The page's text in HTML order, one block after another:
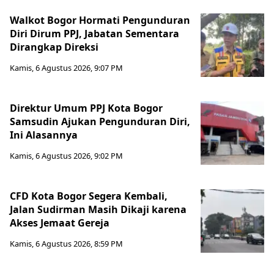
Walkot Bogor Hormati Pengunduran
Diri Dirum PPJ, Jabatan Sementara
Dirangkap Direksi
Kamis, 6 Agustus 2026, 9:07 PM
Direktur Umum PPJ Kota Bogor
Samsudin Ajukan Pengunduran Diri,
Ini Alasannya
Kamis, 6 Agustus 2026, 9:02 PM
CFD Kota Bogor Segera Kembali,
Jalan Sudirman Masih Dikaji karena
Akses Jemaat Gereja
Kamis, 6 Agustus 2026, 8:59 PM